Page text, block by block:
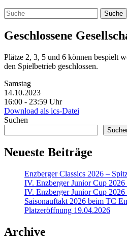
Geschlossene
Plätze 2, 3, 5 und 6 können bespielt
den Spielbetrieb geschlossen.
Samstag
14.10.2023
16:00 ‐ 23:59 Uhr
Download als ics-Datei
Suchen
Neueste Beiträge
Enzberger Classics 2026 –
IV. Enzberger Junior Cup
IV. Enzberger Junior Cup
Saisonauftakt 2026 beim TC
Platzeröffnung 19.04.2026
Archive